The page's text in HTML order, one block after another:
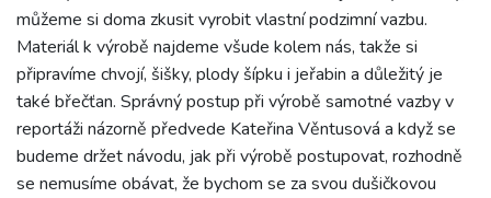
můžeme si doma zkusit vyrobit vlastní podzimní vazbu.
Materiál k výrobě najdeme všude kolem nás, takže si
připravíme chvojí, šišky, plody šípku i jeřabin a důležitý je
také břečťan. Správný postup při výrobě samotné vazby v
reportáži názorně předvede Kateřina Věntusová a když se
budeme držet návodu, jak při výrobě postupovat, rozhodně
se nemusíme obávat, že bychom se za svou dušičkovou